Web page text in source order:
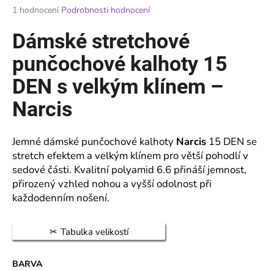
Průměrné
produktu
je
5
hvězdiček.
1 hodnocení Podrobnosti hodnocení
Dámské stretchové
punčochové kalhoty 15
DEN s velkým klínem –
Narcis
Jemné dámské punčochové kalhoty Narcis 15 DEN se
stretch efektem a velkým klínem pro větší pohodlí v
sedové části. Kvalitní polyamid 6.6 přináší jemnost,
přirozený vzhled nohou a vyšší odolnost při
každodenním nošení.
Tabulka velikostí
BARVA
a
j
í
t
?
HLEDAT
D
o
u